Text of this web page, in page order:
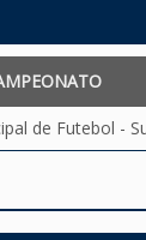
de Futebol -